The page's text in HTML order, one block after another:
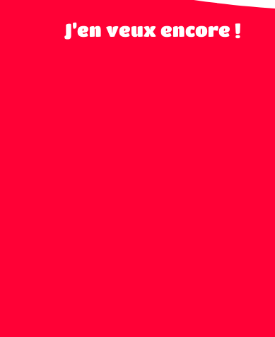
J’en veux encore !